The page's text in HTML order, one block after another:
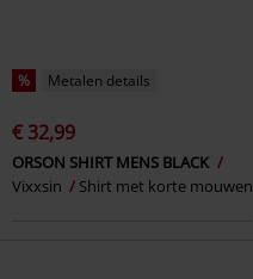
% Metalen details
€ 32,99
ORSON SHIRT MENS BLACK
Vixxsin
Shirt met korte mouwen